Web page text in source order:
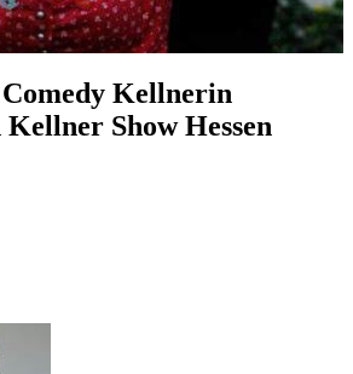
Kellnerin
Show Hessen